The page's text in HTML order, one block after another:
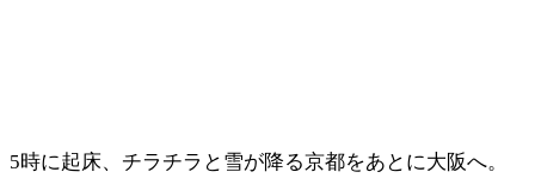
5時に起床、チラチラと雪が降る京都をあとに大阪へ。